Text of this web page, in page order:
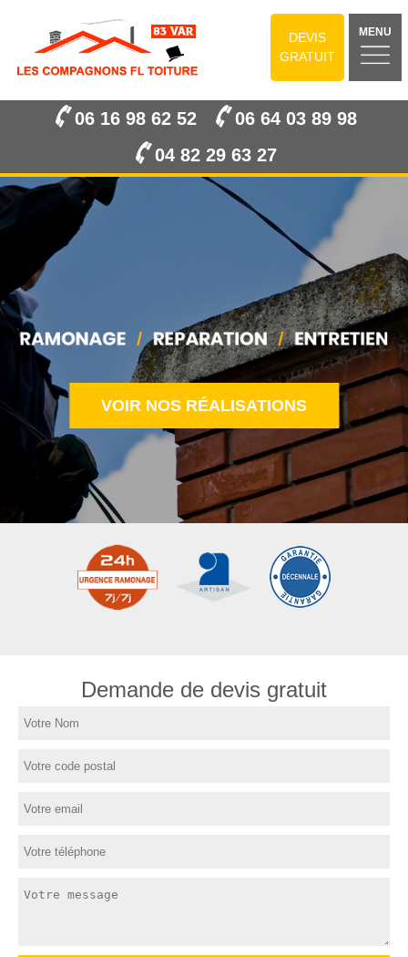
DEVIS
GRATUIT
MENU
06 16 98 62 52
06 64 03 89 98
04 82 29 63 27
VOIR NOS RÉALISATIONS
Demande de devis gratuit